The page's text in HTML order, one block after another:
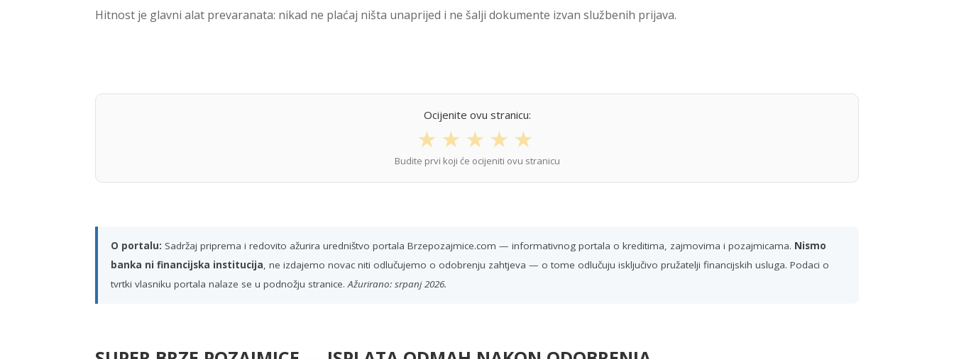
Hitnost je glavni alat prevaranata: nikad ne plaćaj ništa unaprijed i ne šalji dokumente izvan službenih prijava.
Ocijenite ovu stranicu:
★ ★ ★ ★ ★
Budite prvi koji će ocijeniti ovu stranicu
O portalu: Sadržaj priprema i redovito ažurira uredništvo portala Brzepozajmice.com — informativnog portala o kreditima, zajmovima i pozajmicama. Nismo
banka ni financijska institucija, ne izdajemo novac niti odlučujemo o odobrenju zahtjeva — o tome odlučuju isključivo pružatelji financijskih usluga. Podaci o
tvrtki vlasniku portala nalaze se u podnožju stranice.Ažurirano: srpanj 2026.